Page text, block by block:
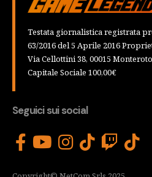
Testata giornalistica registrata
63/2016 del 5 Aprile 2016
Via Cellottini 38, 00015
Capitale Sociale 100,00€
Seguici sui social